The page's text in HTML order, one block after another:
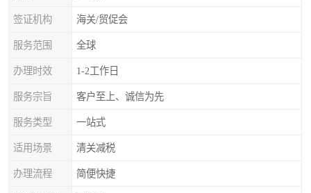
签证机构 海关/贸促会
服务范围 全球
办理时效 1-2工作日
服务宗旨 客户至上、诚信为先
服务类型 一站式
适用场景 清关减税
办理流程 简便快捷